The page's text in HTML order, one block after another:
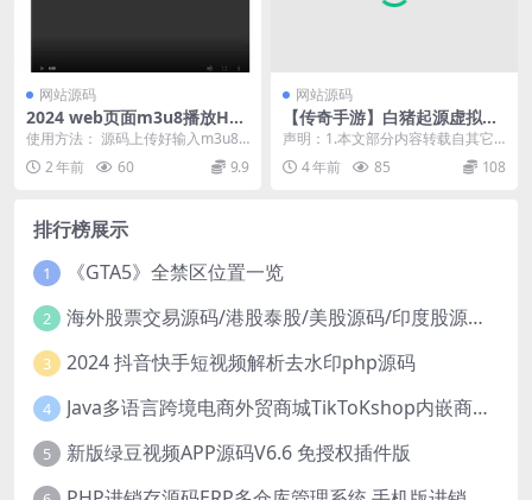
网站源码
2024 web页面m3u8播放HT
ML源码
使用方法： 源码上传好输入m3u8
地址回车即可 视频格式基本全部支
持在线播放，不...
2 年前 60 9.9
网站源码
【传奇手游】白猪起源虚拟冰
雪-文字教程-架设教程-安卓端
声明：1.本文部分内容转载自其它
媒体，但并不代表本站赞同其观点
和对其真实性负责。...
4 年前 85 108
排行榜展示
1 《GTA5》全禁区位置一览
2 海外股票交易源码/港股泰股/美股源码/印度股源码/马拉西亚股票源码/国际股票配资
3 2024 抖音快手短视频解析去水印php源码
4 Java多语言跨境电商外贸商城TikToKshop内嵌商城I商家入驻I一键铺
5 新版绿豆视频APP源码V6.6 免授权插件版